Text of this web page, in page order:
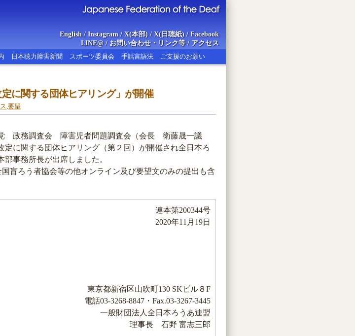
English/ Instagram/ X(本部)/ X(日聴紙)/ Facebook
LINE@/ お問い合わせ・リンク等/ アクセス
日本聴力障害新聞 スポーツ委員会 手話言語法 ご支援のお願い
に関する団体ヒアリング」が開催
,要望
政務調査会 障害児者問題調査会（会長 衛藤晟一議
に関する団体ヒアリング（第２回）が開催され全日本ろ
事務所長が出席しました。
盲ろう者協会等の他オンライン及び要望文のみの提出も含
連本第200344号
2020年11月19日
東京都新宿区山吹町130 SKビル８F
電話03-3268-8847・Fax.03-3267-3445
一般財団法人全日本ろうあ連盟
理事長 石野 富志三郎